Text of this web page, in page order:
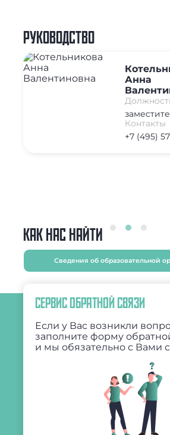
РУКОВОДСТВО
Анна
Контакты
+7 (495)
КАК НАС НАЙТИ
Сведения об образовательной
СЕРВИС ОБРАТНОЙ СВЯЗИ
Если у Вас возникли
заполните форму
и мы обязательно с Вами